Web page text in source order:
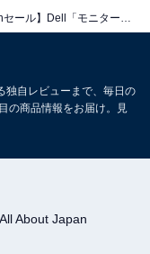
Office 2021搭載
対応オンサイト
独自レビューまで、毎日の
の商品情報をお届け。見
All About Japan